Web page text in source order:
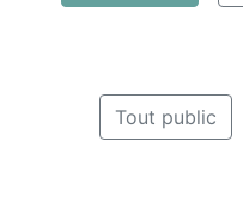
Tout public